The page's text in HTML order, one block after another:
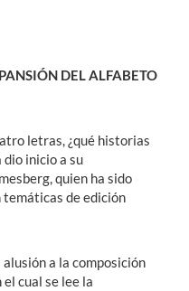
DEL ALFABETO
letras, ¿qué historias
dio inicio a su
quien ha sido
de edición
a la composición
cual se lee la